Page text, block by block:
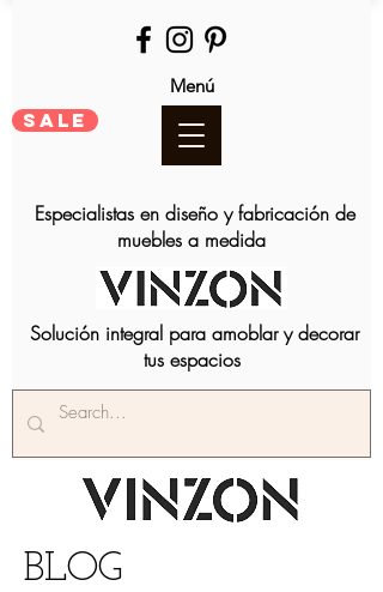
Menú
SALE
Especialistas en diseño y fabricación de
muebles a medida
Solución integral para amoblar y decorar
tus espacios
BLOG